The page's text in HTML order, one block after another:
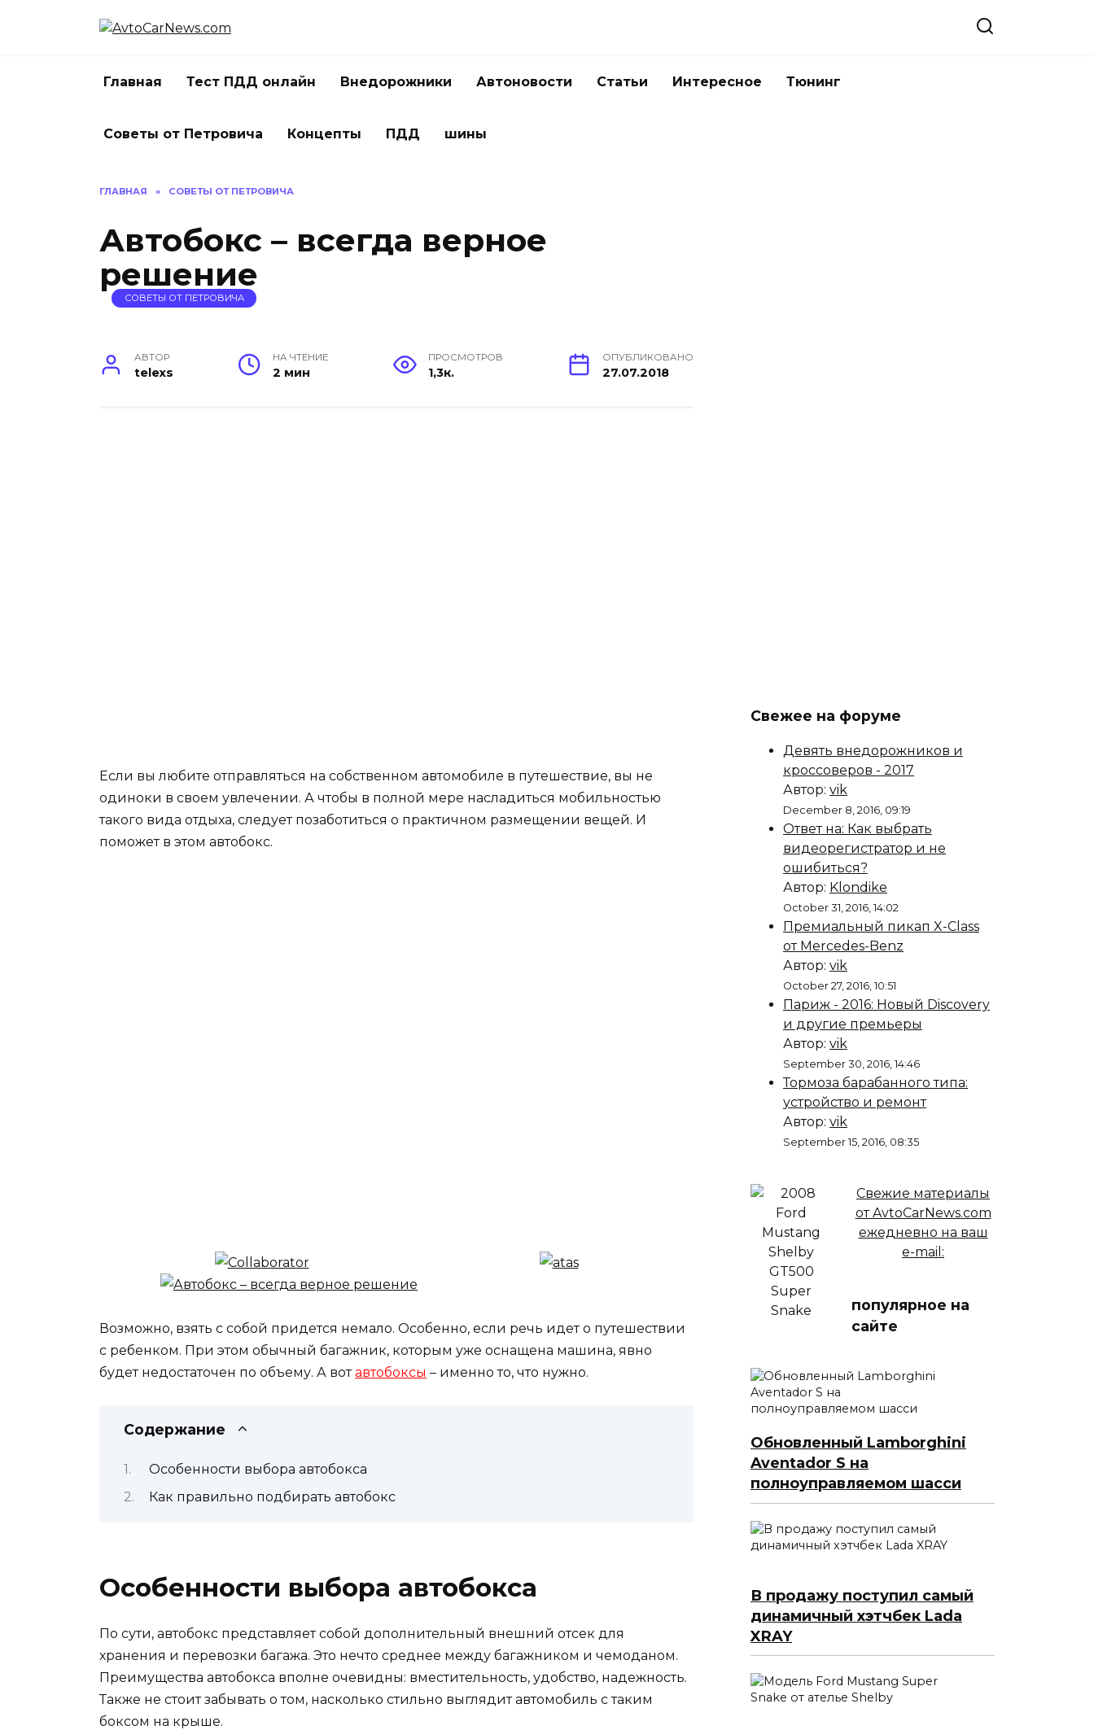
Главная Тест ПДД онлайн Внедорожники Автоновости Статьи Интересное Тюнинг
Советы от Петровича Концепты ПДД шины
ГЛАВНАЯ » СОВЕТЫ ОТ ПЕТРОВИЧА
Автобокс – всегда верное
решение
СОВЕТЫ ОТ ПЕТРОВИЧА
АВТОР
telexs
НА ЧТЕНИЕ
2 мин
ПРОСМОТРОВ
1,3к.
ОПУБЛИКОВАНО
27.07.2018
Если вы любите отправляться на собственном автомобиле в путешествие, вы не
одиноки в своем увлечении. А чтобы в полной мере насладиться мобильностью
такого вида отдыха, следует позаботиться о практичном размещении вещей. И
поможет в этом автобокс.
Возможно, взять с собой придется немало. Особенно, если речь идет о путешествии
с ребенком. При этом обычный багажник, которым уже оснащена машина, явно
будет недостаточен по объему. А вотавтобоксы – именно то, что нужно.
Содержание
Особенности выбора автобокса
Как правильно подбирать автобокс
Особенности выбора автобокса
По сути, автобокс представляет собой дополнительный внешний отсек для
хранения и перевозки багажа. Это нечто среднее между багажником и чемоданом.
Преимущества автобокса вполне очевидны: вместительность, удобство, надежность.
Также не стоит забывать о том, насколько стильно выглядит автомобиль с таким
боксом на крыше.
Свежее на форуме
Девять внедорожников и
кроссоверов - 2017
Автор: vik
December 8, 2016, 09:19
Ответ на: Как выбрать
видеорегистратор и не
ошибиться?
Автор: Klondike
October 31, 2016, 14:02
Премиальный пикап X-Class
от Mercedes-Benz
Автор: vik
October 27, 2016, 10:51
Париж - 2016: Новый Discovery
и другие премьеры
Автор: vik
September 30, 2016, 14:46
Тормоза барабанного типа:
устройство и ремонт
Автор: vik
September 15, 2016, 08:35
Свежие материалы
от AvtoCarNews.com
ежедневно на ваш
e-mail:
популярное на
сайте
Обновленный Lamborghini
Aventador S на
полноуправляемом шасси
В продажу поступил самый
динамичный хэтчбек Lada
XRAY